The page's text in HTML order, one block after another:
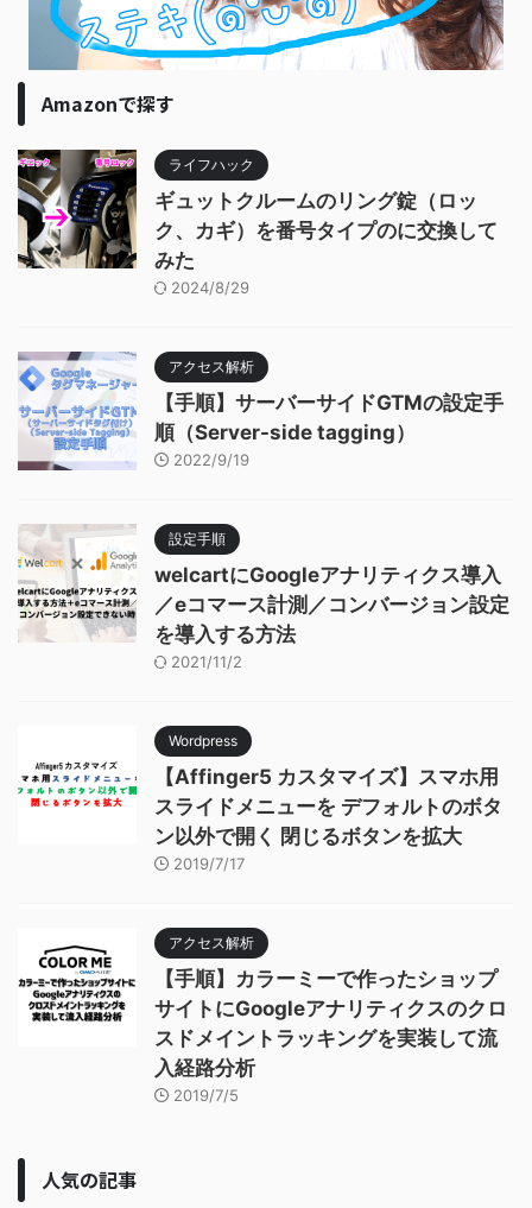
Amazonで探す
ライフハック
ギュットクルームのリング錠（ロッ
ク、カギ）を番号タイプのに交換して
みた
2024/8/29
アクセス解析
【手順】サーバーサイドGTMの設定手
順（Server-side tagging）
2022/9/19
設定手順
welcartにGoogleアナリティクス導入
／eコマース計測／コンバージョン設定
を導入する方法
2021/11/2
Wordpress
【Affinger5 カスタマイズ】スマホ用
スライドメニューを デフォルトのボタ
ン以外で開く 閉じるボタンを拡大
2019/7/17
アクセス解析
【手順】カラーミーで作ったショップ
サイトにGoogleアナリティクスのクロ
スドメイントラッキングを実装して流
入経路分析
2019/7/5
人気の記事